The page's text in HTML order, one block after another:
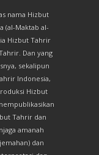
nama Hizbut
(al-Maktab al-
Hizbut Tahrir
Dan yang
sekalipun
Indonesia,
Hizbut
Tahrir dan
amanah
dan